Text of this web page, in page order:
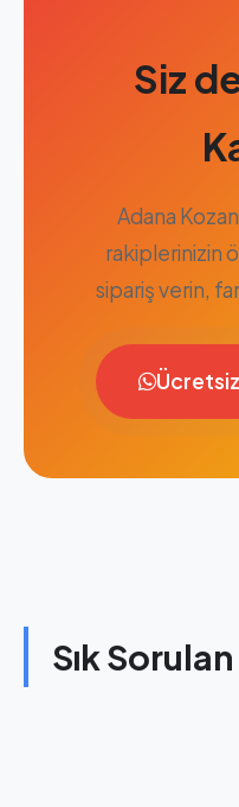
Siz
Adana
rakiplerinizin
sipariş verin,
Sık